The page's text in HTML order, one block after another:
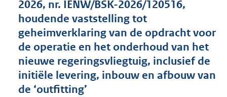
g
o
o
t
e
:
2026, nr. IENW/BSK-2026/120516,
houdende vaststelling tot
geheimverklaring van de opdracht voor
de operatie en het onderhoud van het
nieuwe regeringsvliegtuig, inclusief de
initiële levering, inbouw en afbouw van
de ‘outfitting’